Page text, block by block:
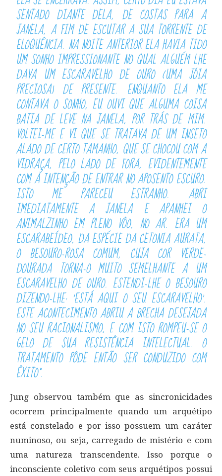
SENTADO DIANTE DELA, DE COSTAS PARA A
JANELA, A FIM DE ESCUTAR A SUA TORRENTE DE
ELOQUÊNCIA. NA NOITE ANTERIOR ELA HAVIA TIDO
UM SONHO IMPRESSIONANTE NO QUAL ALGUÉM LHE
DAVA UM ESCARAVELHO DE OURO (UMA JÓIA
PRECIOSA) DE PRESENTE. ENQUANTO ELA ME
CONTAVA O SONHO, EU OUVI QUE ALGUMA COISA
BATIA DE LEVE NA JANELA, POR TRÁS DE MIM.
VOLTEI-ME E VI QUE SE TRATAVA DE UM INSETO
ALADO DE CERTO TAMANHO, QUE SE CHOCOU COM A
VIDRAÇA, PELO LADO DE FORA, EVIDENTEMENTE
COM A INTENÇÃO DE ENTRAR NO APOSENTO ESCURO.
ISTO ME PARECEU ESTRANHO. ABRI
IMEDIATAMENTE A JANELA E APANHEI O
ANIMALZINHO EM PLENO VÔO, NO AR. ERA UM
ESCARABEÍDEO, DA ESPÉCIE DA CETONIA AURATA,
O BESOURO-ROSA COMUM, CUJA COR VERDE-
DOURADA TORNA-O MUITO SEMELHANTE A UM
ESCARAVELHO DE OURO. ESTENDI-LHE O BESOURO
DIZENDO-LHE: ‘ESTÁ AQUI O SEU ESCARAVELHO’.
ESTE ACONTECIMENTO ABRIU A BRECHA DESEJADA
NO SEU RACIONALISMO, E COM ISTO ROMPEU-SE O
GELO DE SUA RESISTÊNCIA INTELECTUAL. O
TRATAMENTO PÔDE ENTÃO SER CONDUZIDO COM
ÊXITO”.
Jung observou também que as sincronicidades
ocorrem principalmente quando um arquétipo
está constelado e por isso possuem um caráter
numinoso, ou seja, carregado de mistério e com
uma natureza transcendente. Isso porque o
inconsciente coletivo com seus arquétipos possui